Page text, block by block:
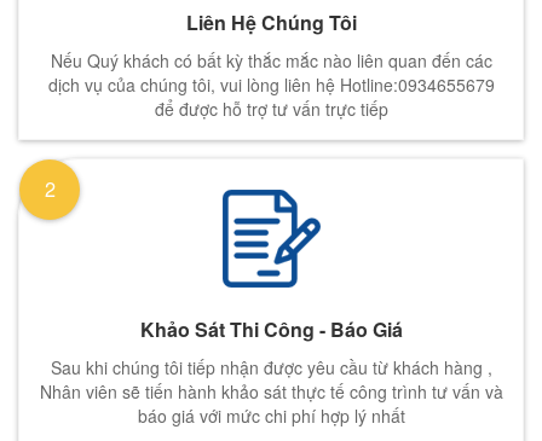
Liên Hệ Chúng Tôi
Nếu Quý khách có bất kỳ thắc mắc nào liên quan đến các
dịch vụ của chúng tôi, vui lòng liên hệ Hotline:0934655679
để được hỗ trợ tư vấn trực tiếp
Khảo Sát Thi Công - Báo Giá
Sau khi chúng tôi tiếp nhận được yêu cầu từ khách hàng ,
Nhân viên sẽ tiến hành khảo sát thực tế công trình tư vấn và
báo giá với mức chi phí hợp lý nhất
2